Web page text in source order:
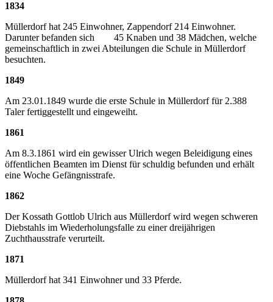
1834
Müllerdorf hat 245 Einwohner, Zappendorf 214 Einwohner.
Darunter befanden sich 45 Knaben und 38 Mädchen, welche
gemeinschaftlich in zwei Abteilungen die Schule in Müllerdorf
besuchten.
1849
Am 23.01.1849 wurde die erste Schule in Müllerdorf für 2.388
Taler fertiggestellt und eingeweiht.
1861
Am 8.3.1861 wird ein gewisser Ulrich wegen Beleidigung eines
öffentlichen Beamten im Dienst für schuldig befunden und erhält
eine Woche Gefängnisstrafe.
1862
Der Kossath Gottlob Ulrich aus Müllerdorf wird wegen schweren
Diebstahls im Wiederholungsfalle zu einer dreijährigen
Zuchthausstrafe verurteilt.
1871
Müllerdorf hat 341 Einwohner und 33 Pferde.